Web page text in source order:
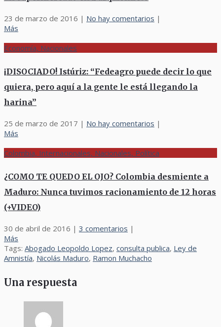
23 de marzo de 2016 | No hay comentarios |
Más
Economía, Nacionales
¡DISOCIADO! Istúriz: “Fedeagro puede decir lo que
quiera, pero aquí a la gente le está llegando la
harina”
25 de marzo de 2017 | No hay comentarios |
Más
Colombia, Internacionales, Nacionales, Política
¿COMO TE QUEDO EL OJO? Colombia desmiente a
Maduro: Nunca tuvimos racionamiento de 12 horas
(+VIDEO)
30 de abril de 2016 | 3 comentarios |
Más
Tags: Abogado Leopoldo Lopez, consulta publica, Ley de
Amnistía, Nicolás Maduro, Ramon Muchacho
Una respuesta